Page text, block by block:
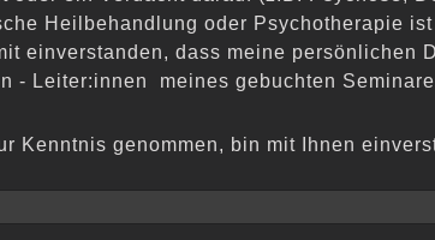
Heilbehandlung oder Psychotherapie
einverstanden, dass meine persönlichen
- Leiter:innen meines gebuchten
Kenntnis genommen, bin mit Ihnen